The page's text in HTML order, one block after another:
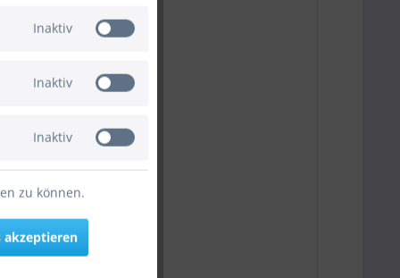
Inaktiv
Inaktiv
Inaktiv
zu können.
akzeptieren